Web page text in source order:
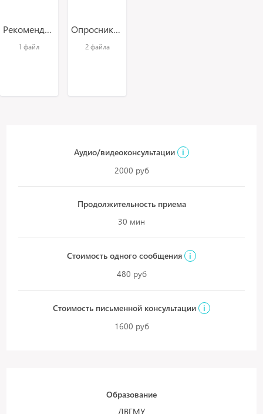
Рекомендации для пациентов
1 файл
Опросники для пациентов
2 файла
Аудио/видеоконсультации
i
2000 руб
Продолжительность приема
30 мин
Стоимость одного сообщения
i
480 руб
Стоимость письменной консультации
i
1600 руб
Образование
ДВГМУ